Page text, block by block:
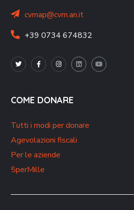
cvmap@cvm.an.it
+39 0734 674832
COME DONARE
Tutti i modi per donare
Agevolazioni fiscali
Per le aziende
5perMille